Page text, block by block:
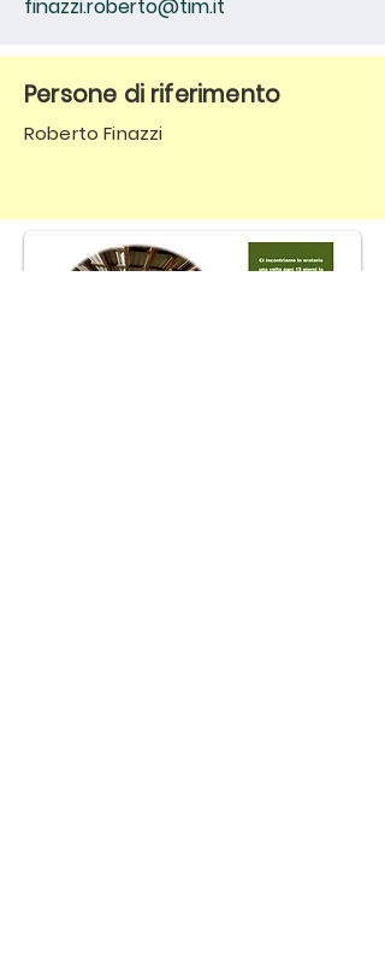
finazzi.roberto@tim.it
Persone di riferimento
Roberto Finazzi